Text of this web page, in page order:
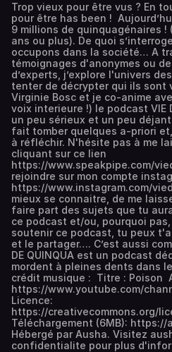
Trop vieux pour être vus ? En
pour être has been !
9 millions de quinquagénaires !
ans ou plus). De quoi
occupons dans la société… A
témoignages d'anonymes ou
d’experts, j’explore l'univers
tenter de décrypter qui ils sont
Virginie Bosc et je co-anime
voix interieure !) le podcast VIE
un peu sérieux et un peu
fait tomber quelques a-priori
à réfléchir. N'hésite pas à me
cliquant sur ce lien
https://www.speakpipe.com/
rejoindre sur mon compte
https://www.instagram.com/
mieux se connaitre, de me
faire part des sujets que tu
ce podcast et/ou, pourquoi
soutenir ce podcast, tu peux
et le partager…. C’est aussi
DE QUINQUA est un podcast
mordent à pleines dents dans
crédit musique : Titre : Poison
https://www.youtube.com/
Licence:
https://creativecommons.org/
Téléchargement (6MB):
Hébergé par Ausha. Visitez
confidentialite pour plus